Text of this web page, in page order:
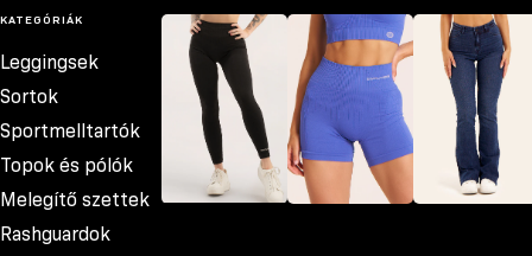
KATEGÓRIÁK
Leggingsek
Sortok
Sportmelltartók
Topok és pólók
Melegítő szettek
Rashguardok